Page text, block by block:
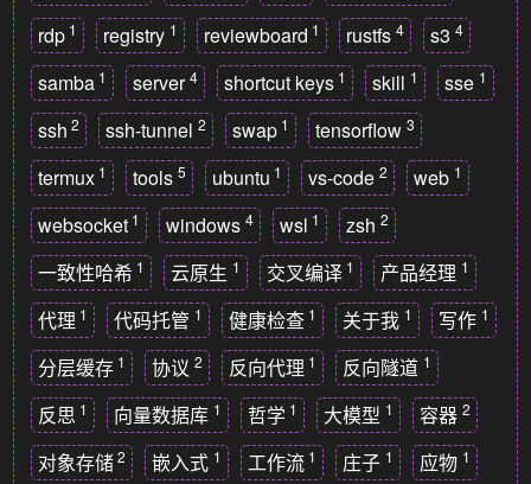
rdp 1 registry 1 reviewboard 1 rustfs 4 s3 4
samba 1 server 4 shortcut keys 1 skill 1 sse 1
ssh 2 ssh-tunnel 2 swap 1 tensorflow 3
termux 1 tools 5 ubuntu 1 vs-code 2 web 1
websocket 1 windows 4 wsl 1 zsh 2
一致性哈希 1 云原生 1 交叉编译 1 产品经理 1
代理 1 代码托管 1 健康检查 1 关于我 1 写作 1
分层缓存 1 协议 2 反向代理 1 反向隧道 1
反思 1 向量数据库 1 哲学 1 大模型 1 容器 2
对象存储 2 嵌入式 1 工作流 1 庄子 1 应物 1